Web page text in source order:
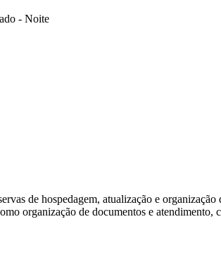
- Noite
de hospedagem, atualização e
organização de documentos e